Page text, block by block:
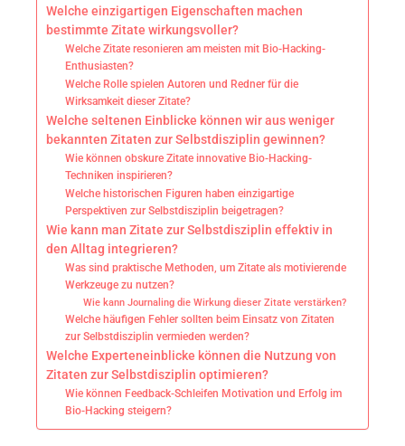
Welche einzigartigen Eigenschaften machen
bestimmte Zitate wirkungsvoller?
Welche Zitate resonieren am meisten mit Bio-Hacking-
Enthusiasten?
Welche Rolle spielen Autoren und Redner für die
Wirksamkeit dieser Zitate?
Welche seltenen Einblicke können wir aus weniger
bekannten Zitaten zur Selbstdisziplin gewinnen?
Wie können obskure Zitate innovative Bio-Hacking-
Techniken inspirieren?
Welche historischen Figuren haben einzigartige
Perspektiven zur Selbstdisziplin beigetragen?
Wie kann man Zitate zur Selbstdisziplin effektiv in
den Alltag integrieren?
Was sind praktische Methoden, um Zitate als motivierende
Werkzeuge zu nutzen?
Wie kann Journaling die Wirkung dieser Zitate verstärken?
Welche häufigen Fehler sollten beim Einsatz von Zitaten
zur Selbstdisziplin vermieden werden?
Welche Experteneinblicke können die Nutzung von
Zitaten zur Selbstdisziplin optimieren?
Wie können Feedback-Schleifen Motivation und Erfolg im
Bio-Hacking steigern?